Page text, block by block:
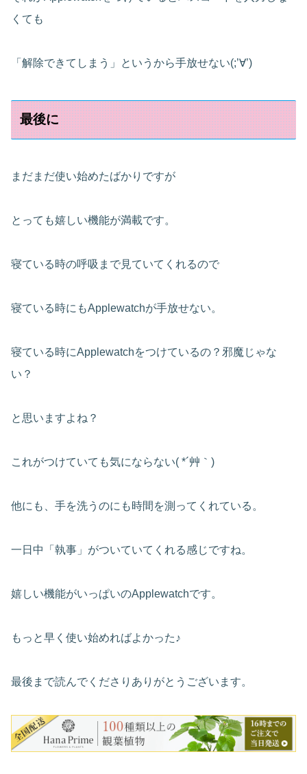
くても
「解除できてしまう」というから手放せない(;’∀’)
最後に
まだまだ使い始めたばかりですが
とっても嬉しい機能が満載です。
寝ている時の呼吸まで見ていてくれるので
寝ている時にもApplewatchが手放せない。
寝ている時にApplewatchをつけているの？邪魔じゃな
い？
と思いますよね？
これがつけていても気にならない( *´艸｀)
他にも、手を洗うのにも時間を測ってくれている。
一日中「執事」がついていてくれる感じですね。
嬉しい機能がいっぱいのApplewatchです。
もっと早く使い始めればよかった♪
最後まで読んでくださりありがとうございます。